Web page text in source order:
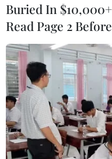
Nhập khẩu thịt
gần gấp đôi trong
25/05/2020 10:55
Cơ quan Hải quan
thấy nước này đã nhập
tháng 4/2020, tăng
Buried In
Read Page 2